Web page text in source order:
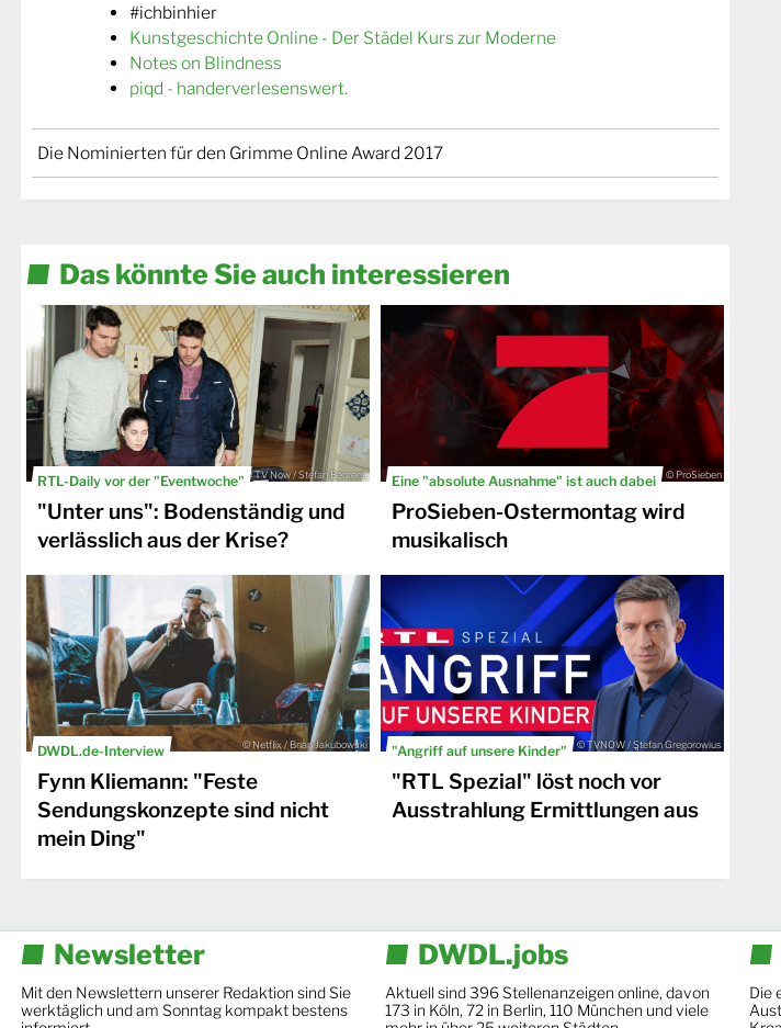
#ichbinhier
Kunstgeschichte Online - Der Städel Kurs zur Moderne
Notes on Blindness
piqd - handerverlesenswert.
Die Nominierten für den Grimme Online Award 2017
Das könnte Sie auch interessieren
RTL-Daily vor der "Eventwoche" © TV Now / Stefan Behrens
"Unter uns": Bodenständig und
verlässlich aus der Krise?
Eine "absolute Ausnahme" ist auch dabei © ProSieben
ProSieben-Ostermontag wird
musikalisch
DWDL.de-Interview © Netflix / Brian Jakubowski
Fynn Kliemann: "Feste
Sendungskonzepte sind nicht
mein Ding"
"Angriff auf unsere Kinder" © TVNOW / Stefan Gregorowius
"RTL Spezial" löst noch vor
Ausstrahlung Ermittlungen aus
Newsletter
Mit den Newslettern unserer Redaktion sind Sie
werktäglich und am Sonntag kompakt bestens
DWDL.jobs
Aktuell sind 396 Stellenanzeigen online, davon
173 in Köln, 72 in Berlin, 110 München und viele
Die